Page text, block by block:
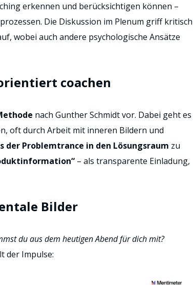
erkennen und berücksichtigen können –
Die Diskussion im Plenum griff kritisch
wobei auch andere psychologische Ansätze
coachen
nach Gunther Schmidt vor. Dabei geht es
oft durch Arbeit mit inneren Bildern und
der Problemtrance in den Lösungsraum zu
– als transparente Einladung,
Bilder
du aus dem heutigen Abend für dich mit?
der Impulse: